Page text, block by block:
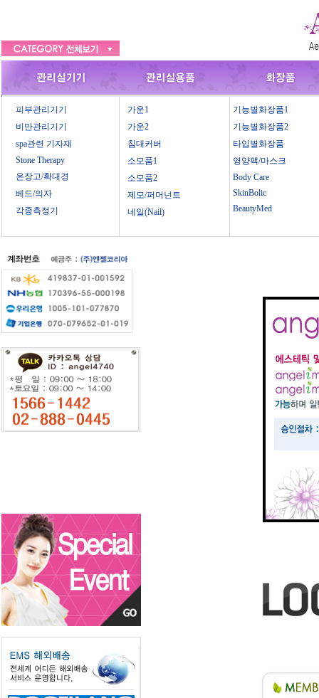
피부관리기기
비만관리기기
spa관련 기자재
Stone Therapy
온장고/확대경
베드/의자
각종측정기
가운1
가운2
침대커버
소모품1
소모품2
제모/퍼머넌트
네일(Nail)
기능별화장품1
기능별화장품2
타입별화장품
영양팩/마스크
Body Care
SkinBolic
BeautyMed